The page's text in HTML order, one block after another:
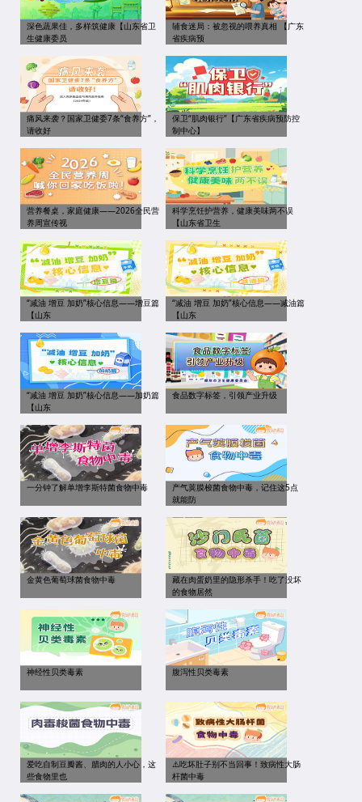
深色蔬果佳，多样筑健康【山东省卫
生健康委员
辅食迷局：被忽视的喂养真相 【广东
省疾病预
痛风来袭？国家卫健委7条“食养方”，
请收好
保卫“肌肉银行”【广东省疾病预防控
制中心】
营养餐桌，家庭健康——2026全民营
养周宣传视
科学烹饪护营养，健康美味两不误
【山东省卫生
“减油 增豆 加奶”核心信息——增豆篇
【山东
“减油 增豆 加奶”核心信息——减油篇
【山东
“减油 增豆 加奶”核心信息——加奶篇
【山东
食品数字标签，引领产业升级
一分钟了解单增李斯特菌食物中毒
产气荚膜梭菌食物中毒，记住这5点
就能防
金黄色葡萄球菌食物中毒
藏在肉蛋奶里的隐形杀手！吃了没坏
的食物居然
神经性贝类毒素 腹泻性贝类毒素
爱吃自制豆瓣酱、腊肉的人小心，这
些食物里也
⚠️吃坏肚子别不当回事！致病性大肠
杆菌中毒